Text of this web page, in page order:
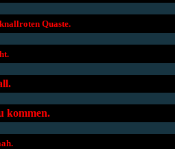
Quaste.
kommen.